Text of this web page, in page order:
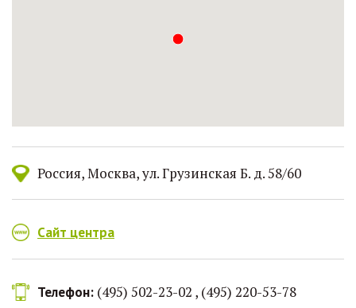
Россия Москва ул. Грузинская Б. д. 58/60
Сайт центра
Телефон: (495) 502-23-02 , (495) 220-53-78